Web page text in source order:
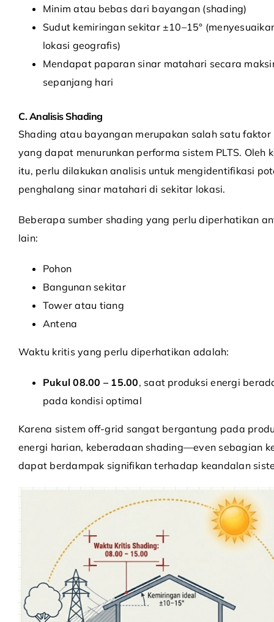
Minim atau bebas dari bayangan (shading)
Sudut kemiringan sekitar ±10–15°
lokasi geografis)
Mendapat paparan sinar matahari secara
sepanjang hari
C. Analisis Shading
Shading atau bayangan merupakan salah satu faktor
yang dapat menurunkan performa sistem PLTS. Oleh
itu, perlu dilakukan analisis untuk mengidentifikasi
penghalang sinar matahari di sekitar lokasi.
Beberapa sumber shading yang perlu diperhatikan
lain:
Pohon
Bangunan sekitar
Tower atau tiang
Antena
Waktu kritis yang perlu diperhatikan adalah:
Pukul 08.00 – 15.00, saat produksi energi
pada kondisi optimal
Karena sistem off-grid sangat bergantung pada
energi harian, keberadaan shading—even sebagian
dapat berdampak signifikan terhadap keandalan